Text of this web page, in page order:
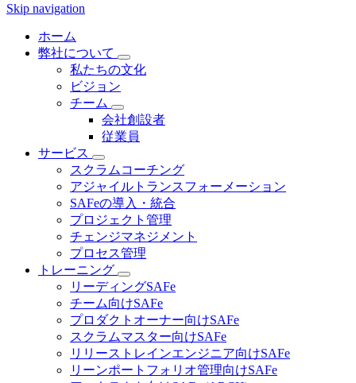
Skip navigation
ホーム
弊社について
私たちの文化
ビジョン
チーム
会社創設者
従業員
サービス
スクラムコーチング
アジャイルトランスフォーメーション
SAFeの導入・統合
プロジェクト管理
チェンジマネジメント
プロセス管理
トレーニング
リーディングSAFe
チーム向けSAFe
プロダクトオーナー向けSAFe
スクラムマスター向けSAFe
リリーストレインエンジニア向けSAFe
リーンポートフォリオ管理向けSAFe